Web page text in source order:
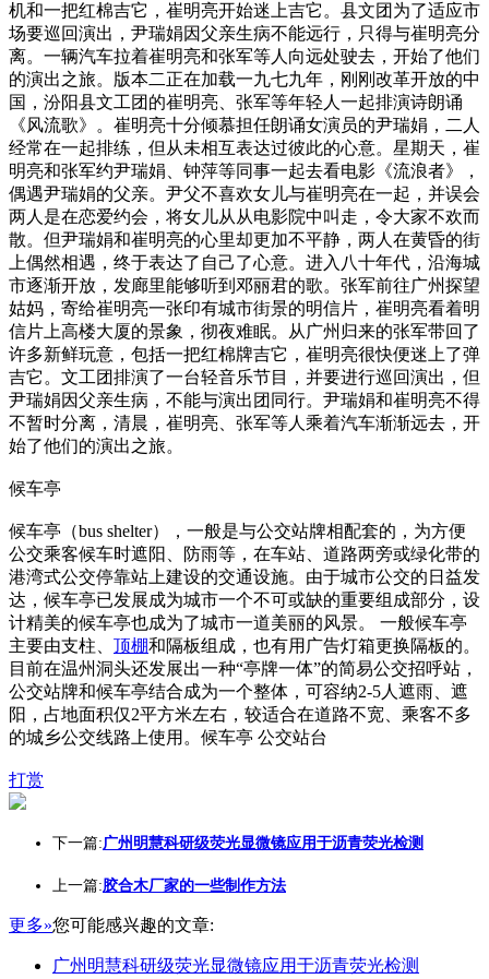
机和一把红棉吉它，崔明亮开始迷上吉它。县文团为了适应市
场要巡回演出，尹瑞娟因父亲生病不能远行，只得与崔明亮分
离。一辆汽车拉着崔明亮和张军等人向远处驶去，开始了他们
的演出之旅。版本二正在加载一九七九年，刚刚改革开放的中
国，汾阳县文工团的崔明亮、张军等年轻人一起排演诗朗诵
《风流歌》。崔明亮十分倾慕担任朗诵女演员的尹瑞娟，二人
经常在一起排练，但从未相互表达过彼此的心意。星期天，崔
明亮和张军约尹瑞娟、钟萍等同事一起去看电影《流浪者》，
偶遇尹瑞娟的父亲。尹父不喜欢女儿与崔明亮在一起，并误会
两人是在恋爱约会，将女儿从从电影院中叫走，令大家不欢而
散。但尹瑞娟和崔明亮的心里却更加不平静，两人在黄昏的街
上偶然相遇，终于表达了自己了心意。进入八十年代，沿海城
市逐渐开放，发廊里能够听到邓丽君的歌。张军前往广州探望
姑妈，寄给崔明亮一张印有城市街景的明信片，崔明亮看着明
信片上高楼大厦的景象，彻夜难眠。从广州归来的张军带回了
许多新鲜玩意，包括一把红棉牌吉它，崔明亮很快便迷上了弹
吉它。文工团排演了一台轻音乐节目，并要进行巡回演出，但
尹瑞娟因父亲生病，不能与演出团同行。尹瑞娟和崔明亮不得
不暂时分离，清晨，崔明亮、张军等人乘着汽车渐渐远去，开
始了他们的演出之旅。
候车亭
候车亭（bus shelter），一般是与公交站牌相配套的，为方便
公交乘客候车时遮阳、防雨等，在车站、道路两旁或绿化带的
港湾式公交停靠站上建设的交通设施。由于城市公交的日益发
达，候车亭已发展成为城市一个不可或缺的重要组成部分，设
计精美的候车亭也成为了城市一道美丽的风景。 一般候车亭
主要由支柱、 顶棚和隔板组成，也有用广告灯箱更换隔板的。
目前在温州洞头还发展出一种“亭牌一体”的简易公交招呼站，
公交站牌和候车亭结合成为一个整体，可容纳2-5人遮雨、遮
阳，占地面积仅2平方米左右，较适合在道路不宽、乘客不多
的城乡公交线路上使用。候车亭 公交站台
打赏
下一篇:广州明慧科研级荧光显微镜应用于沥青荧光检测
上一篇:胶合木厂家的一些制作方法
更多»您可能感兴趣的文章:
广州明慧科研级荧光显微镜应用于沥青荧光检测